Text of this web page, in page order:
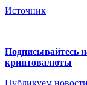
Источник
Подписывайтесь
криптовалюты